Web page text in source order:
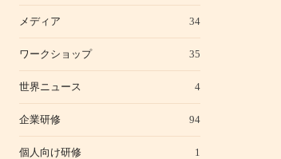
メディア 34
ワークショップ 35
世界ニュース 4
企業研修 94
個人向け研修 1